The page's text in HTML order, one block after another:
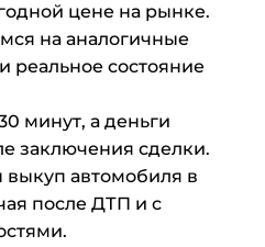
цене на рынке.
на аналогичные
реальное состояние
минут, а деньги
заключения сделки.
автомобиля в
после ДТП и с